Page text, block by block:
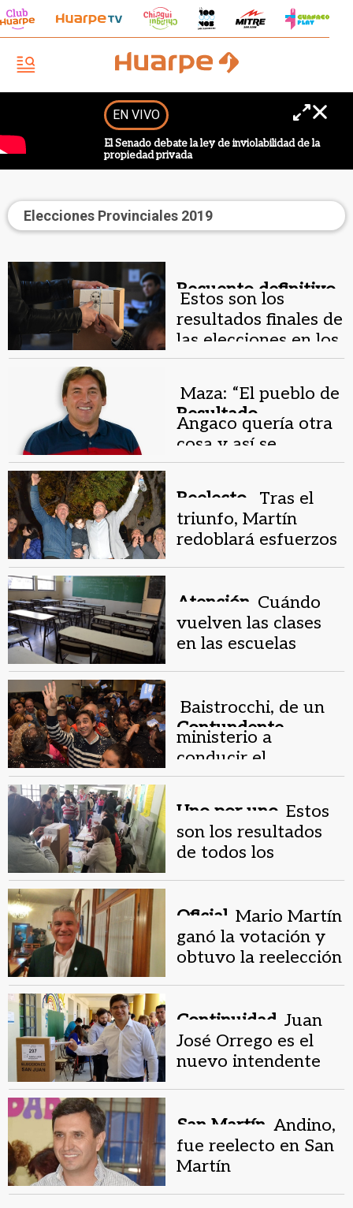
EN VIVO
El Senado debate la ley de inviolabilidad de la
propiedad privada
Elecciones Provinciales 2019
Recuento definitivo.
Estos son los
resultados finales de
las elecciones en los
departamentos
Resultado
sorpresivo .
Maza: “El pueblo de
Angaco quería otra
cosa y así se
expresó”
Reelecto .
Tras el
triunfo, Martín
redoblará esfuerzos
Atención. Cuándo
vuelven las clases
en las escuelas
Contundente
triunfo.
Baistrocchi, de un
ministerio a
conducir el
departamento más
Uno por uno. Estos
son los resultados
de todos los
Oficial. Mario Martín
ganó la votación y
obtuvo la reelección
Continuidad. Juan
José Orrego es el
nuevo intendente
San Martín. Andino,
fue reelecto en San
Martín